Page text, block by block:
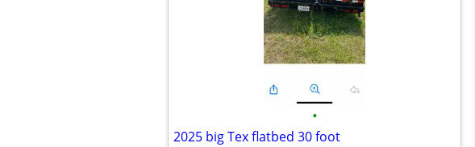
•
2025 big Tex flatbed 30 foot